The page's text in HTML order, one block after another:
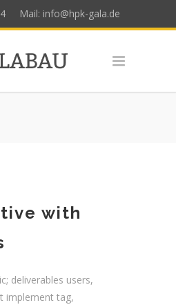
Mail: info@hpk-gala.de
with
deliverables users,
implement tag,